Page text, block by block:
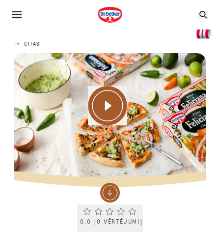
CITAS
Current rating 0.0. Click to rate.
0.0 [0 VĒRTĒJUMI